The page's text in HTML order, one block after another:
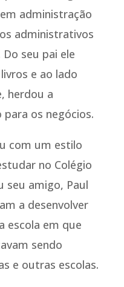
administração
administrativos
seu pai ele
e ao lado
herdou a
os negócios.
com um estilo
no Colégio
seu amigo, Paul
a desenvolver
escola em que
sendo
e outras escolas.